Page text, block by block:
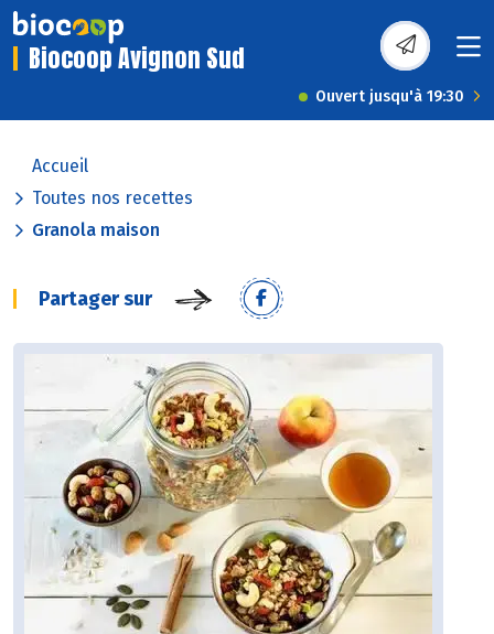
Biocoop Avignon Sud
Ouvert jusqu'à 19:30
Accueil
Toutes nos recettes
Granola maison
Partager sur